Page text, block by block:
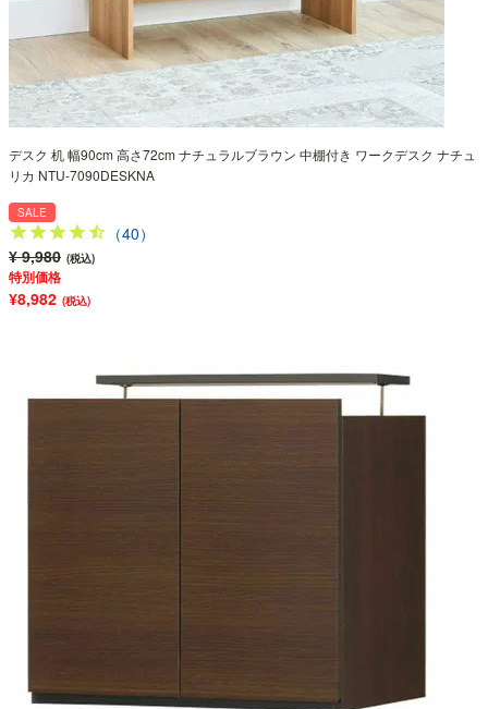
デスク 机 幅90cm 高さ72cm ナチュラルブラウン 中棚付き ワークデスク ナチュ
リカ NTU-7090DESKNA
SALE
（40）
¥ 9,980 (税込)
特別価格
¥8,982 (税込)